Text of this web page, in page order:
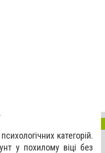
категорій.
у похилому віці без